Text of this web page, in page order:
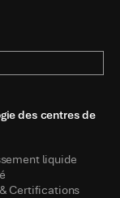
des centres de
liquide
Certifications